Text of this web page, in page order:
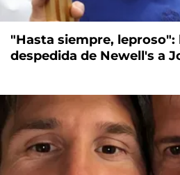
"Hasta siempre,
despedida de Newell's a